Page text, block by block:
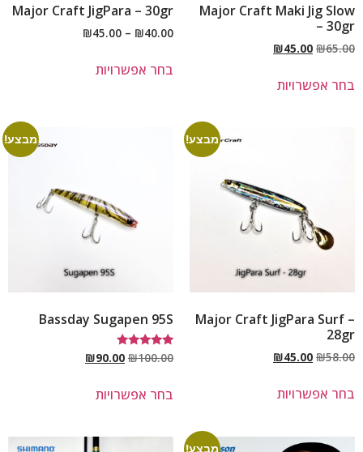
Major Craft Maki Jig Slow
– 30gr
₪65.00
₪45.00
בחר אפשרויות
Major Craft JigPara – 30gr
₪40.00
–
₪45.00
בחר אפשרויות
מבצע!
Major Craft JigPara Surf –
28gr
₪58.00
₪45.00
בחר אפשרויות
מבצע!
Bassday Sugapen 95S
דורג
5.00
₪100.00
₪90.00
בחר אפשרויות
מבצע!